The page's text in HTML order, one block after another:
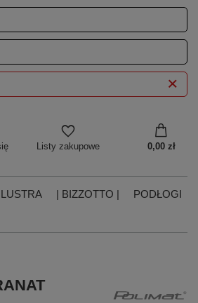
Listy zakupowe 0,00 zł
LUSTRA | BIZZOTTO |
PODŁOGI